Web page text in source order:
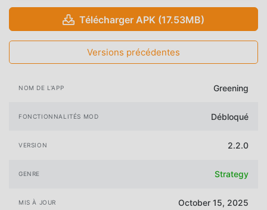
Télécharger APK (17.53MB)
Versions précédentes
NOM DE L'APP Greening
FONCTIONNALITÉS MOD Débloqué
VERSION 2.2.0
GENRE Strategy
MIS À JOUR October 15, 2025